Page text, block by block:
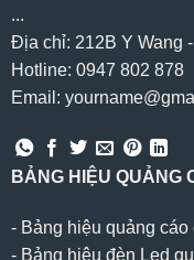
...
Địa chỉ: 212B Y Wang
Hotline: 0947 802 878
Email:
BẢNG HIỆU QUẢNG
- Bảng hiệu quảng cáo
- Bảng hiệu đèn Led